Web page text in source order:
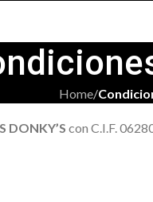
Home/
DONKY’S con C.I.F.